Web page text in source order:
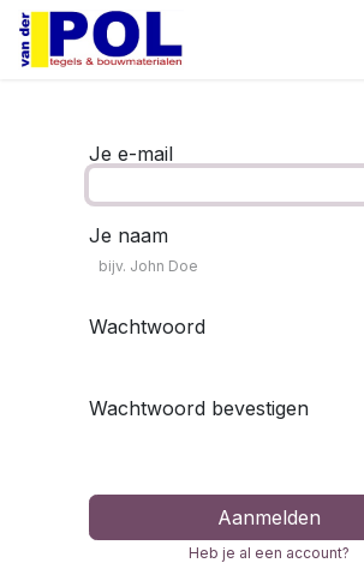
Overslaan naar inhoud
Je e-mail
Je naam
Wachtwoord
Wachtwoord bevestigen
Aanmelden
Heb je al een account?